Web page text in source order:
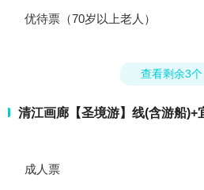
优待票（70岁以上老人）
查看剩余3个
清江画廊【圣境游】线(含游船)+
成人票